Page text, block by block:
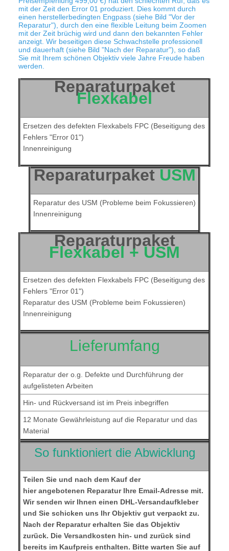
mit der Zeit den Error 01 produziert. Dies kommt durch
einen herstellerbedingten Engpass (siehe Bild "Vor der
Reparatur"), durch den eine flexible Leitung beim Zoomen
mit der Zeit brüchig wird und dann den bekannten Fehler
anzeigt. Wir beseitigen diese Schwachstelle professionell
und dauerhaft (siehe Bild "Nach der Reparatur"), so daß
Sie mit Ihrem schönen Objektiv viele Jahre Freude haben
werden.
Reparaturpaket
Flexkabel
Ersetzen des defekten Flexkabels FPC (Beseitigung des
Fehlers "Error 01")
Innenreinigung
ReparaturpaketUSM
Reparatur des USM (Probleme beim Fokussieren)
Innenreinigung
Reparaturpaket
Flexkabel + USM
Ersetzen des defekten Flexkabels FPC (Beseitigung des
Fehlers "Error 01")
Reparatur des USM (Probleme beim Fokussieren)
Innenreinigung
Lieferumfang
Reparatur der o.g. Defekte und Durchführung der
aufgelisteten Arbeiten
Hin- und Rückversand ist im Preis inbegriffen
12 Monate Gewährleistung auf die Reparatur und das
Material
So funktioniert die Abwicklung
Teilen Sie und nach dem Kauf der
hier angebotenen Reparatur Ihre Email-Adresse mit.
Wir senden wir Ihnen einen DHL-Versandaufkleber
und Sie schicken uns Ihr Objektiv gut verpackt zu.
Nach der Reparatur erhalten Sie das Objektiv
zurück. Die Versandkosten hin- und zurück sind
bereits im Kaufpreis enthalten. Bitte warten Sie auf